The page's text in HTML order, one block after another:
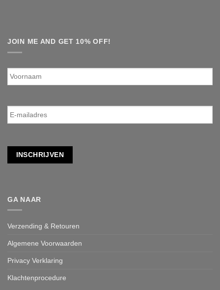
JOIN ME AND GET 10% OFF!
Voornaam
E-
mailadres *
INSCHRIJVEN
GA NAAR
Verzending & Retouren
Algemene Voorwaarden
Privacy Verklaring
Klachtenprocedure